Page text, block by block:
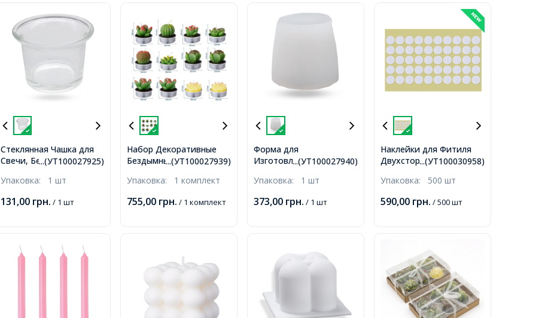
...(УТ100027925)
Стеклянная Чашка для
Свечи, Бесцветный,
Упаковка: 1 шт
131,00 грн. / 1 шт
...(УТ100027939)
Набор Декоративные
Бездымные Свечи из
Кактуса, Суккулента,
комплект,
Упаковка: 1 комплект
755,00 грн. / 1 комплект
...(УТ100027940)
Форма для
Изготовления Свечи,
Бесцветный, Размер:
размер 32х40мм,
Упаковка: 1 шт
373,00 грн. / 1 шт
...(УТ100030958)
Наклейки для Фитиля
Двухсторонние,
Фитиледержателя для
Упаковка: 500 шт
590,00 грн. / 500 шт